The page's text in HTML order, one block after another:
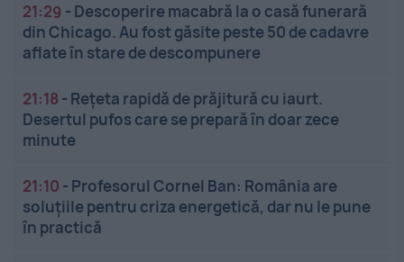
21:29 - Descoperire macabră la o casă funerară
din Chicago. Au fost găsite peste 50 de cadavre
aflate în stare de descompunere
21:18 - Rețeta rapidă de prăjitură cu iaurt.
Desertul pufos care se prepară în doar zece
minute
21:10 - Profesorul Cornel Ban: România are
soluțiile pentru criza energetică, dar nu le pune
în practică